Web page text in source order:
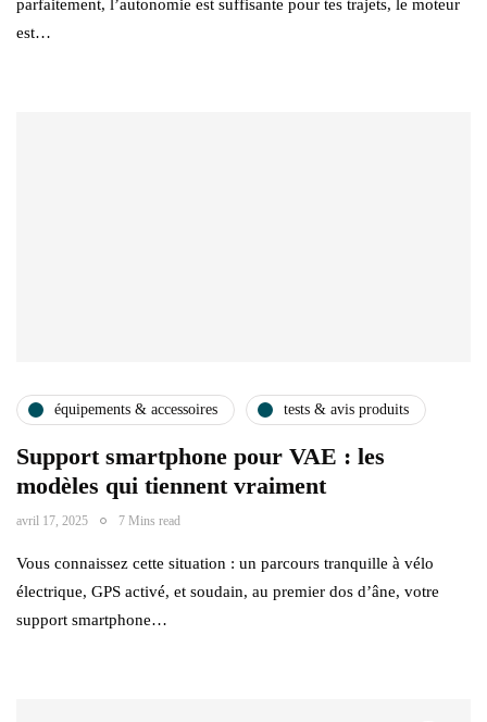
parfaitement, l’autonomie est suffisante pour tes trajets, le moteur
est…
équipements & accessoires tests & avis produits
Support smartphone pour VAE : les
modèles qui tiennent vraiment
avril 17, 2025 7 Mins read
Vous connaissez cette situation : un parcours tranquille à vélo
électrique, GPS activé, et soudain, au premier dos d’âne, votre
support smartphone…